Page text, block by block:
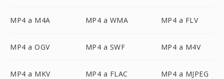
MP4 a M4A MP4 a WMA MP4 a FLV
MP4 a OGV MP4 a SWF MP4 a M4V
MP4 a MKV MP4 a FLAC MP4 a MJPEG